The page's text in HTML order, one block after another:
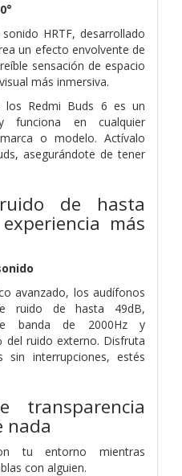
HRTF, desarrollado
un efecto envolvente de
sensación de espacio
más inmersiva.
los Redmi Buds 6 es un
funciona en cualquier
o modelo. Actívalo
asegurándote de tener
de hasta
más
avanzado, los audífonos
ruido de hasta 49dB,
banda de 2000Hz y
del ruido externo. Disfruta
interrupciones, estés
transparencia
nada
tu entorno mientras
con alguien.